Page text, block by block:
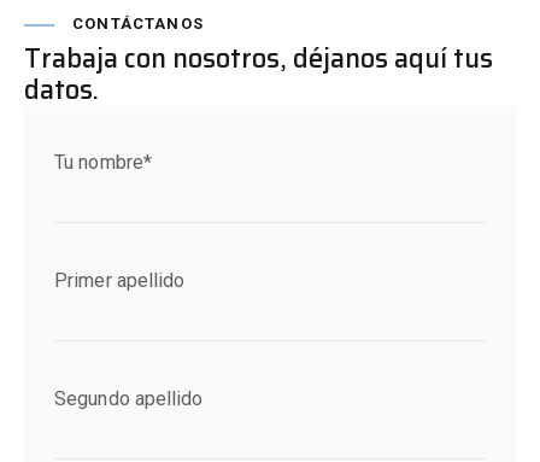
CONTÁCTANOS
Trabaja con nosotros, déjanos aquí tus
datos.
Tu nombre*
Primer apellido
Segundo apellido